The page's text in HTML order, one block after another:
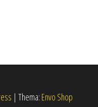
| Thema: Envo Shop